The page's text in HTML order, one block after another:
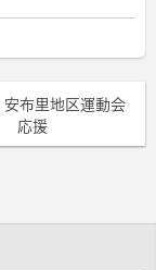
安布里地区運動会
応援